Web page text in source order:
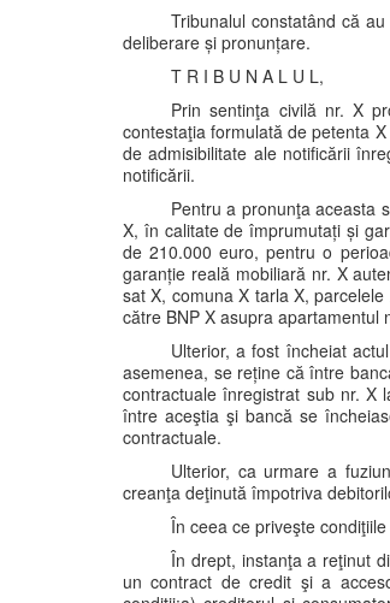
Tribunalul constatând că
deliberare și pronunțare.
T R I B U N A L U L,
Prin sentinţa civilă nr. X
contestaţia formulată de petenta
de admisibilitate ale notificării
notificării.
Pentru a pronunţa aceasta
X, în calitate de împrumutați și
de 210.000 euro, pentru o
garanție reală mobiliară nr. X
sat X, comuna X tarla X,
către BNP X asupra apartamentul
Ulterior, a fost încheiat
asemenea, se reține că între
contractuale înregistrat sub nr. X
între aceştia şi bancă se
contractuale.
Ulterior, ca urmare a
creanţa deţinută împotriva
În ceea ce priveşte
În drept, instanţa a reţinut
un contract de credit şi a